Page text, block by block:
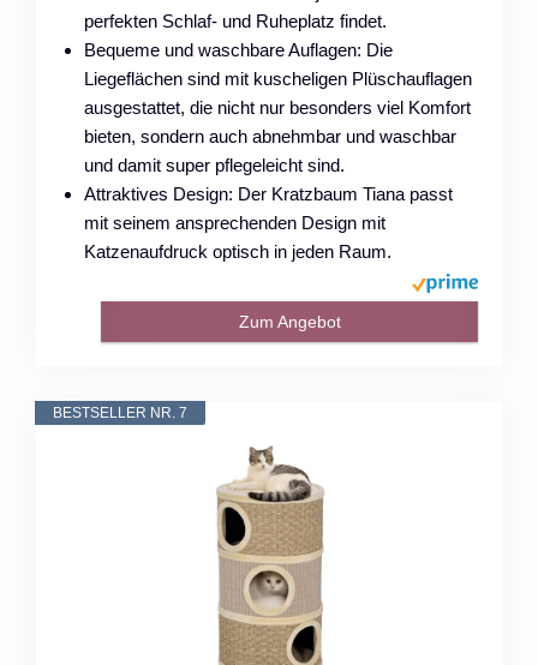
perfekten Schlaf- und Ruheplatz findet.
Bequeme und waschbare Auflagen: Die
Liegeflächen sind mit kuscheligen Plüschauflagen
ausgestattet, die nicht nur besonders viel Komfort
bieten, sondern auch abnehmbar und waschbar
und damit super pflegeleicht sind.
Attraktives Design: Der Kratzbaum Tiana passt
mit seinem ansprechenden Design mit
Katzenaufdruck optisch in jeden Raum.
Zum Angebot
BESTSELLER NR. 7